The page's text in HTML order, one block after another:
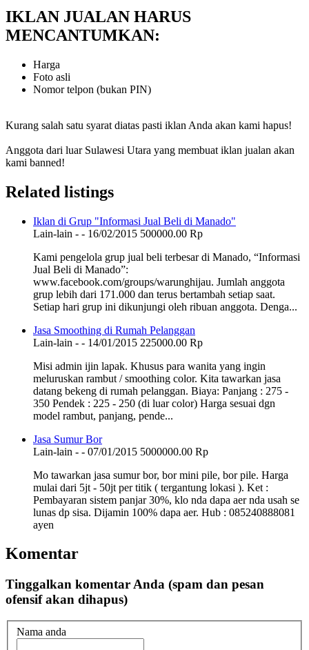
IKLAN JUALAN HARUS
MENCANTUMKAN:
Harga
Foto asli
Nomor telpon (bukan PIN)
Kurang salah satu syarat diatas pasti iklan Anda akan kami hapus!
Anggota dari luar Sulawesi Utara yang membuat iklan jualan akan
kami banned!
Related listings
Iklan di Grup "Informasi Jual Beli di Manado"
Lain-lain - - 16/02/2015 500000.00 Rp
Kami pengelola grup jual beli terbesar di Manado, “Informasi
Jual Beli di Manado”:
www.facebook.com/groups/warunghijau. Jumlah anggota
grup lebih dari 171.000 dan terus bertambah setiap saat.
Setiap hari grup ini dikunjungi oleh ribuan anggota. Denga...
Jasa Smoothing di Rumah Pelanggan
Lain-lain - - 14/01/2015 225000.00 Rp
Misi admin ijin lapak. Khusus para wanita yang ingin
meluruskan rambut / smoothing color. Kita tawarkan jasa
datang bekeng di rumah pelanggan. Biaya: Panjang : 275 -
350 Pendek : 225 - 250 (di luar color) Harga sesuai dgn
model rambut, panjang, pende...
Jasa Sumur Bor
Lain-lain - - 07/01/2015 5000000.00 Rp
Mo tawarkan jasa sumur bor, bor mini pile, bor pile. Harga
mulai dari 5jt - 50jt per titik ( tergantung lokasi ). Ket :
Pembayaran sistem panjar 30%, klo nda dapa aer nda usah se
lunas dp sisa. Dijamin 100% dapa aer. Hub : 085240888081
ayen
Komentar
Tinggalkan komentar Anda (spam dan pesan
ofensif akan dihapus)
Nama anda